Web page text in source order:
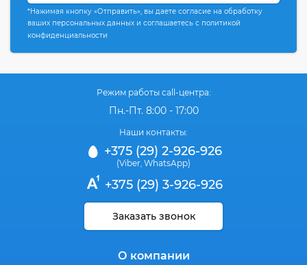
*Нажимая кнопку «Отправить», вы даете согласие на обработку
ваших персональных данных и соглашаетесь с политикой
конфиденциальности
Режим работы call-центра:
Пн.-Пт. 8:00 - 17:00
Наши контакты:
+375 (29) 2-926-926
(Viber WhatsApp)
+375 (29) 3-926-926
Заказать звонок
О компании